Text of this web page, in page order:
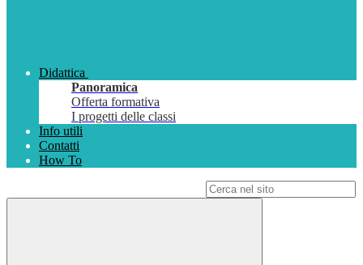
Didattica
Panoramica
Offerta formativa
I progetti delle classi
Info utili
Contatti
How To